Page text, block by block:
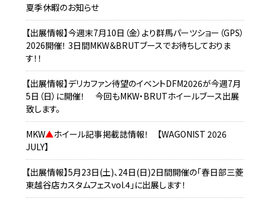
夏季休暇のお知らせ
【出展情報】今週末7月10日（金）より群馬パーツショー（GPS）
2026開催！ 3日間MKW＆BRUTブースでお待ちしておりま
す！！
【出展情報】デリカファン待望のイベントDFM2026が今週7月
5日（日）に開催！ 今回もMKW・BRUTホイールブース出展
致します。
MKW▲ホイール記事掲載誌情報！ 【WAGONIST 2026
JULY】
【出展情報】5月23日(土)、24日(日)2日間開催の「春日部三菱
東越谷店カスタムフェスvol.4」に出展します！